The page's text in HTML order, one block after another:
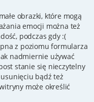
obrazki, które mogą
emocji można też
podczas gdy :(
z poziomu formularza
nadmiernie używać
stanie się nieczytelny
bądź też
może określić